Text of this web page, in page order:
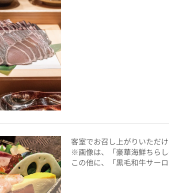
客室でお召し上がりいただ
※画像は、「豪華海鮮ちら
この他に、「黒毛和牛サー